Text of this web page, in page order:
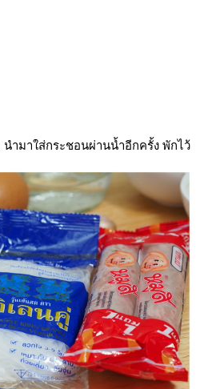
นำมาใส่กระชอนผ่านน้ำอีกครั้ง พักไว้